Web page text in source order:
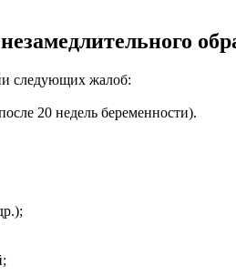
следующих жалоб:
20 недель беременности).